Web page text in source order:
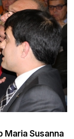
Susanna